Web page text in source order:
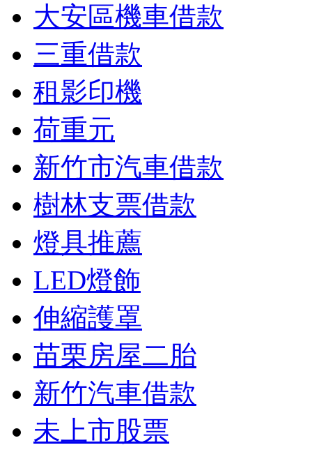
大安區機車借款
三重借款
租影印機
荷重元
新竹市汽車借款
樹林支票借款
燈具推薦
LED燈飾
伸縮護罩
苗栗房屋二胎
新竹汽車借款
未上市股票